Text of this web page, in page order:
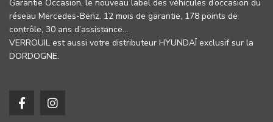
Garantie Occasion, le nouveau label des véhicules d’occasion du
réseau Mercedes-Benz. 12 mois de garantie, 178 points de
contrôle, 30 ans d’assistance…
VERROUIL est aussi votre distributeur HYUNDAÏ exclusif sur la
DORDOGNE.